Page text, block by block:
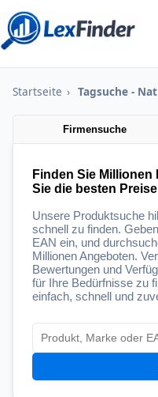
Startseite › Tagsuche -
Firmensuche
Finden Sie
Sie die besten Preise
Unsere Produktsuche
schnell zu finden.
EAN ein, und
Millionen Angeboten.
Bewertungen und
für Ihre Bedürfnisse zu
einfach, schnell und